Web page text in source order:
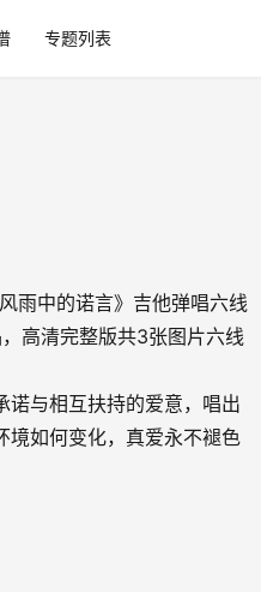
专题列表
雨中的诺言》吉他弹唱六线
高清完整版共3张图片六线
诺与相互扶持的爱意，唱出
境如何变化，真爱永不褪色